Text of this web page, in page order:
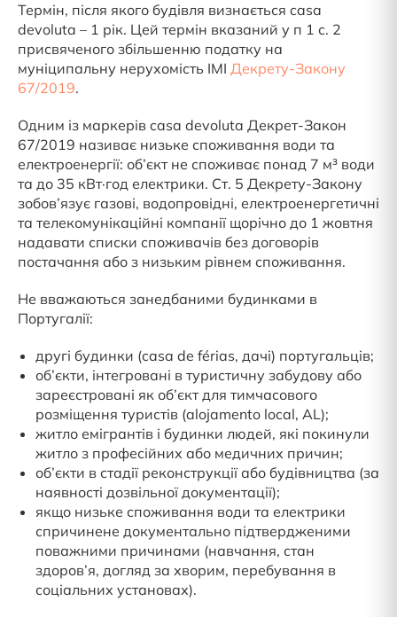
Термін, після якого будівля визнається casa
devoluta – 1 рік. Цей термін вказаний у п 1 с. 2
присвяченого збільшенню податку на
муніципальну нерухомість IMI Декрету-Закону
67/2019.
Одним із маркерів casa devoluta Декрет-Закон
67/2019 називає низьке споживання води та
електроенергії: об’єкт не споживає понад 7 м³ води
та до 35 кВт·год електрики. Ст. 5 Декрету-Закону
зобов’язує газові, водопровідні, електроенергетичні
та телекомунікаційні компанії щорічно до 1 жовтня
надавати списки споживачів без договорів
постачання або з низьким рівнем споживання.
Не вважаються занедбаними будинками в
Португалії:
другі будинки (casa de férias, дачі) португальців;
об’єкти, інтегровані в туристичну забудову або
зареєстровані як об’єкт для тимчасового
розміщення туристів (alojamento local, AL);
житло емігрантів і будинки людей, які покинули
житло з професійних або медичних причин;
об’єкти в стадії реконструкції або будівництва (за
наявності дозвільної документації);
якщо низьке споживання води та електрики
спричинене документально підтвердженими
поважними причинами (навчання, стан
здоров’я, догляд за хворим, перебування в
соціальних установах).